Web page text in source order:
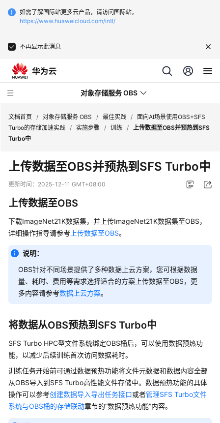
如需了解国际站更多云产品，请访问国际站。
https://www.huaweicloud.com/intl/
不再显示此消息
对象存储服务 OBS
新
动
态
服
公
告
产
品
介
绍
费
明
快
速
入
门
文档首页 / 对象存储服务 OBS / 最佳实践 / 面向AI场景使用OBS+SFS
Turbo的存储加速实践 / 实施步骤 / 训练 / 上传数据至OBS并预热到SFS
Turbo中
上传数据至OBS并预热到SFS Turbo中
更新时间： 2025-12-11 GMT+08:00
上传数据至OBS
下载ImageNet21K数据集，并上传ImageNet21K数据集至OBS，
详细操作指导请参考 上传数据至OBS。
说明：
OBS针对不同场景提供了多种数据上云方案，您可根据数据
量、耗时、费用等需求选择适合的方案上传数据至OBS，更
多内容请参考数据上云方案。
将数据从OBS预热到SFS Turbo中
SFS Turbo HPC型文件系统绑定OBS桶后，可以使用数据预热功
能，以减少后续训练首次访问数据耗时。
训练任务开始前可通过数据预热功能将文件元数据和数据内容全部
从OBS导入到SFS Turbo高性能文件存储中。数据预热功能的具体
操作可以参考创建数据导入导出任务接口或者管理SFS Turbo文件
系统与OBS桶的存储联动章节的“数据预热功能”内容。